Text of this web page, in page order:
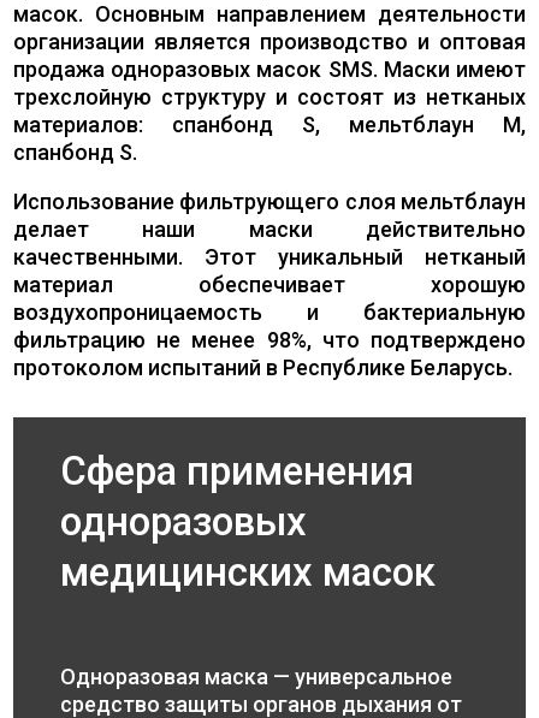
масок. Основным направлением деятельности
организации является производство и оптовая
продажа одноразовых масок SMS. Маски имеют
трехслойную структуру и состоят из нетканых
материалов: спанбонд S, мельтблаун M,
спанбонд S.
Использование фильтрующего слоя мельтблаун
делает наши маски действительно
качественными. Этот уникальный нетканый
материал обеспечивает хорошую
воздухопроницаемость и бактериальную
фильтрацию не менее 98%, что подтверждено
протоколом испытаний в Республике Беларусь.
Сфера применения
одноразовых
медицинских масок
Одноразовая маска — универсальное
средство защиты органов дыхания от